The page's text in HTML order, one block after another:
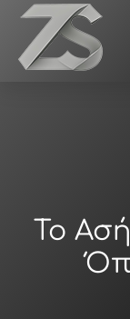
Μετάβαση
περιεχόμενο
Το